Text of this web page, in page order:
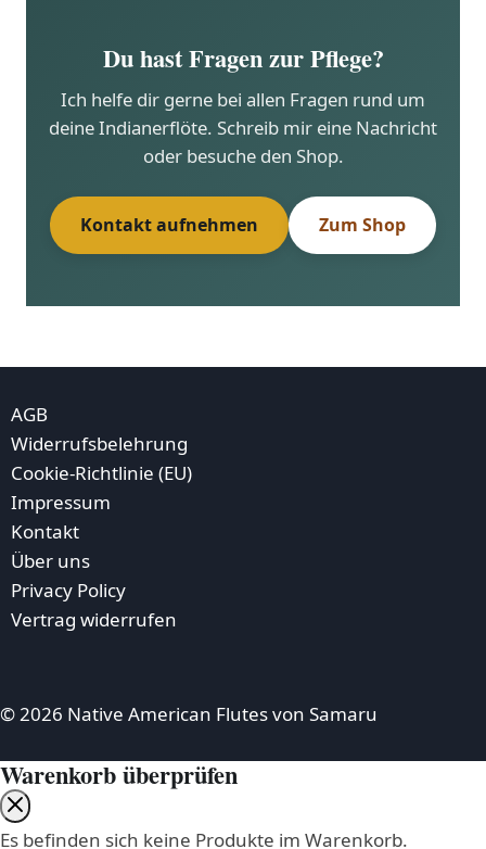
Du hast Fragen zur Pflege?
Ich helfe dir gerne bei allen Fragen rund um
deine Indianerflöte. Schreib mir eine Nachricht
oder besuche den Shop.
Kontakt aufnehmen Zum Shop
AGB
Widerrufsbelehrung
Cookie-Richtlinie (EU)
Impressum
Kontakt
Über uns
Privacy Policy
Vertrag widerrufen
© 2026 Native American Flutes von Samaru
Warenkorb überprüfen
Es befinden sich keine Produkte im Warenkorb.